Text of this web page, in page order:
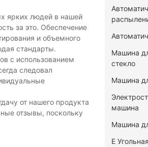
ярких людей в нашей
за это. Обеспечение
и объемного
стандарты.
с использованием
следовал
от нашего продукта
отзывы, поскольку
Машина
стекло
Машина
машина
Машина
E